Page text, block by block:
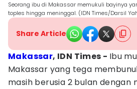
Seorang ibu di Makassar memukuli bayinya
toples hingga meninggal. (IDN Times/Darsil
Share Article
Makassar, IDN Times - Ibu
Makassar yang tega
masih berusia 2 bulan dengan